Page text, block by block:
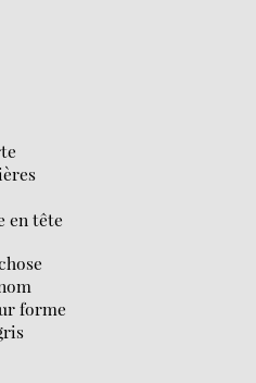
en tête
forme